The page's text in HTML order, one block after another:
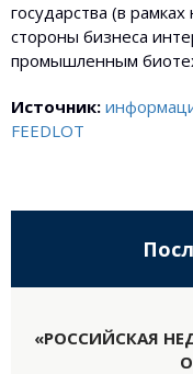
государства (в
стороны бизнеса
промышленным
Источник:
FEEDLOT
«РОССИЙСКАЯ